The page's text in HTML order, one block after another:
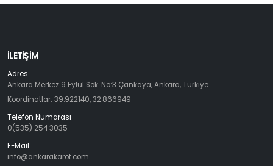
İLETIŞIM
Adres
Ankara Merkez 9 Eylül Sok. No:3 Çankaya, Ankara, Türkiye
Koordinatlar: 39.922140, 32.866949
Telefon Numarası
0(535) 254 3035
E-Mail
info@ankarakarot.com